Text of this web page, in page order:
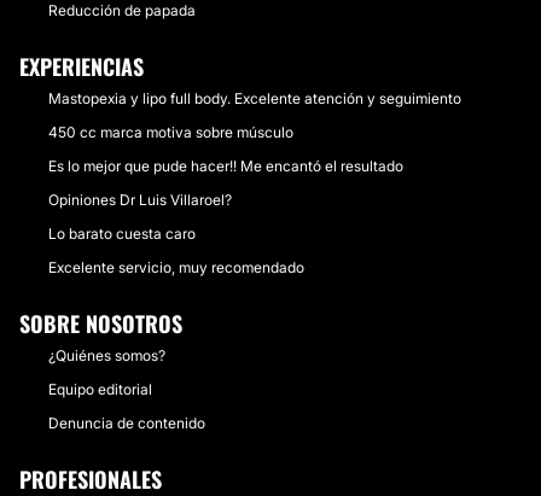
Reducción de papada
EXPERIENCIAS
Mastopexia y lipo full body. Excelente atención y seguimiento
450 cc marca motiva sobre músculo
Es lo mejor que pude hacer!! Me encantó el resultado
Opiniones Dr Luis Villaroel?
Lo barato cuesta caro
Excelente servicio, muy recomendado
SOBRE NOSOTROS
¿Quiénes somos?
Equipo editorial
Denuncia de contenido
PROFESIONALES